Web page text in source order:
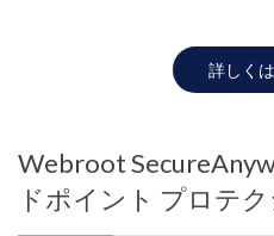
詳しく
Webroot
ドポイント プロテ